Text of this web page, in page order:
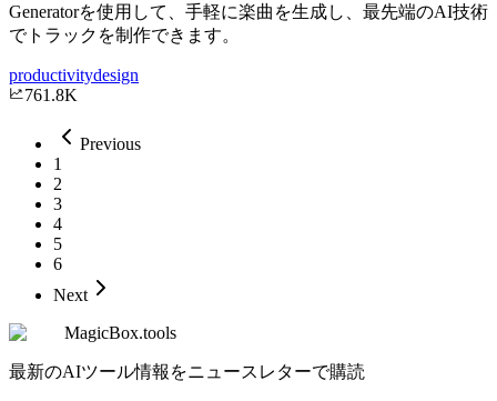
Generatorを使用して、手軽に楽曲を生成し、最先端のAI技術
でトラックを制作できます。
productivitydesign
761.8K
Previous
1
2
3
4
5
6
Next
MagicBox.tools
最新のAIツール情報をニュースレターで購読